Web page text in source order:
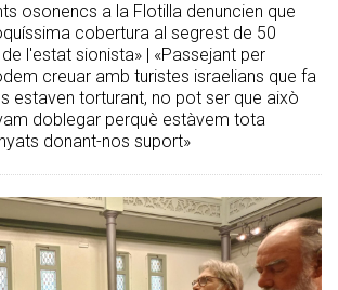
osonencs a la Flotilla denuncien que
cobertura al segrest de 50
l'estat sionista» | «Passejant per
creuar amb turistes israelians que fa
estaven torturant, no pot ser que això
doblegar perquè estàvem tota
donant-nos suport»